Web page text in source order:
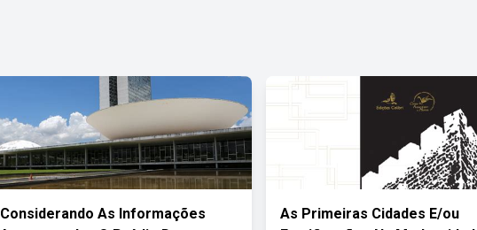
Considerando As Informações
As Primeiras Cidades E/ou